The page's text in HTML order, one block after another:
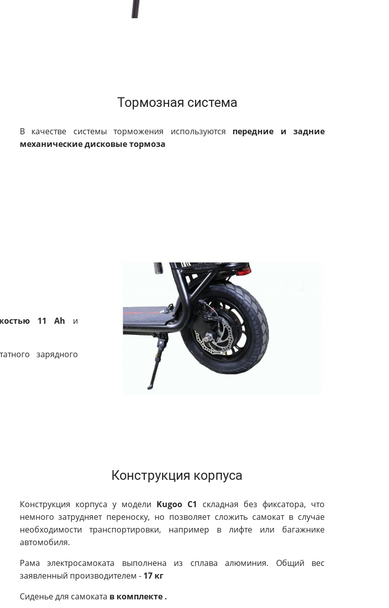
Тормозная система
В качестве системы торможения используются передние и задние
механические дисковые тормоза
11 Ah и
зарядного
Конструкция корпуса
Конструкция корпуса у модели Kugoo C1
складная без фиксатора, что
немного затрудняет переноску, но позволяет сложить самокат в случае
необходимости транспортировки, например в лифте или багажнике
автомобиля.
Рама электросамоката выполнена из сплава алюминия. Общий вес
заявленный производителем - 17 кг
Сиденье для самоката в комплекте .